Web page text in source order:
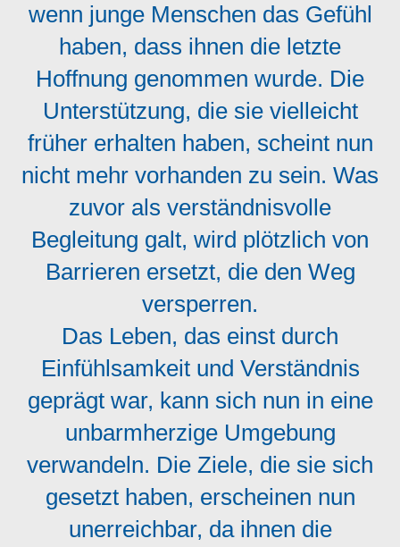
wenn junge Menschen das Gefühl
haben, dass ihnen die letzte
Hoffnung genommen wurde. Die
Unterstützung, die sie vielleicht
früher erhalten haben, scheint nun
nicht mehr vorhanden zu sein. Was
zuvor als verständnisvolle
Begleitung galt, wird plötzlich von
Barrieren ersetzt, die den Weg
versperren.
Das Leben, das einst durch
Einfühlsamkeit und Verständnis
geprägt war, kann sich nun in eine
unbarmherzige Umgebung
verwandeln. Die Ziele, die sie sich
gesetzt haben, erscheinen nun
unerreichbar, da ihnen die